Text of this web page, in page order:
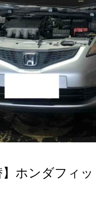
】ホンダフィ